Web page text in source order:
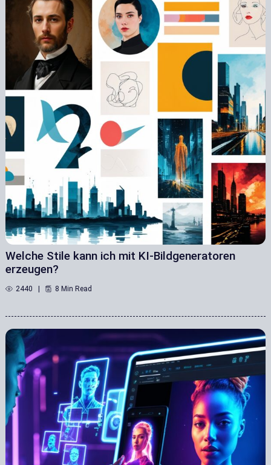
Welche Stile kann ich mit KI-Bildgeneratoren
erzeugen?
2440 8 Min Read